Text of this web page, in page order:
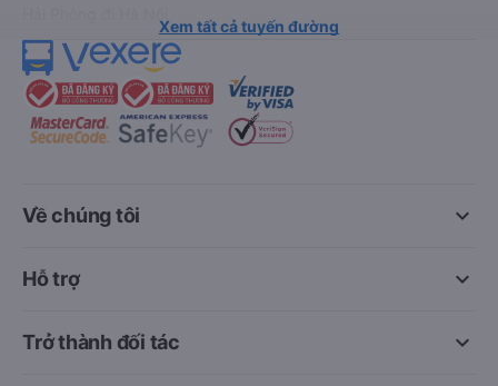
Xem tất cả tuyến đường
keyboard_arrow_down
Về chúng tôi
keyboard_arrow_down
Hỗ trợ
keyboard_arrow_down
Trở thành đối tác